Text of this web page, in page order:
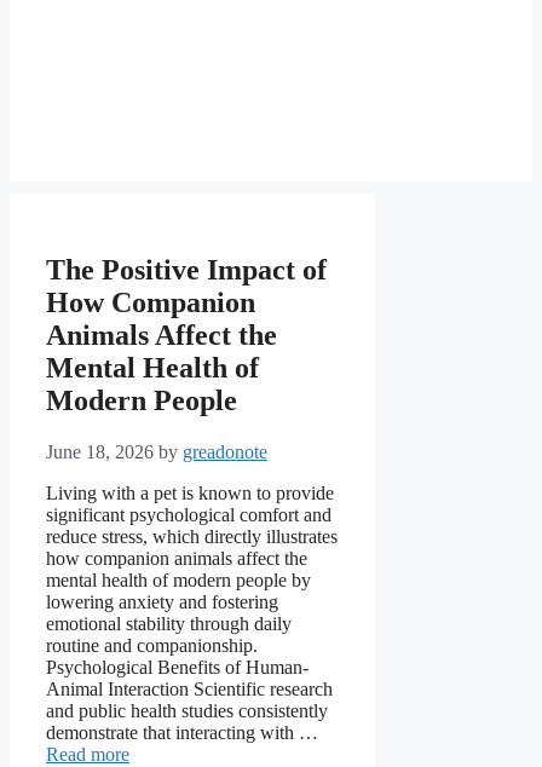
The Positive Impact of
How Companion
Animals Affect the
Mental Health of
Modern People
June 18, 2026 by greadonote
Living with a pet is known to provide
significant psychological comfort and
reduce stress, which directly illustrates
how companion animals affect the
mental health of modern people by
lowering anxiety and fostering
emotional stability through daily
routine and companionship.
Psychological Benefits of Human-
Animal Interaction Scientific research
and public health studies consistently
demonstrate that interacting with …
Read more